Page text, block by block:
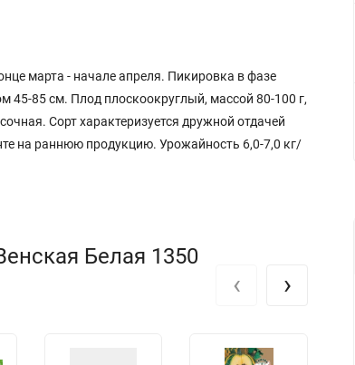
марта - начале апреля. Пикировка в фазе
45-85 см. Плод плоскоокруглый, массой 80-100 г,
Сорт характеризуется дружной отдачей
на раннюю продукцию. Урожайность 6,0-7,0 кг/
Белая 1350
‹ ›